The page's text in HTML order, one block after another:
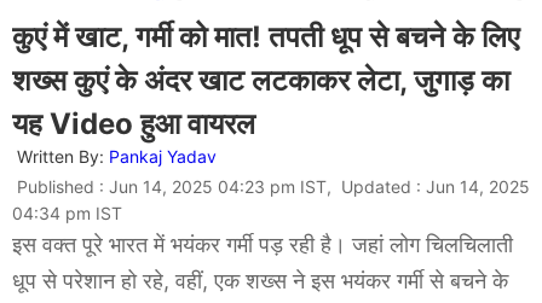
कुएं में खाट, गर्मी को मात! तपती धूप से बचने के लिए
शख्स कुएं के अंदर खाट लटकाकर लेटा, जुगाड़ का
यह Video हुआ वायरल
Written By: Pankaj Yadav
Published : Jun 14, 2025 04:23 pm IST, Updated : Jun 14, 2025
04:34 pm IST
इस वक्त पूरे भारत में भयंकर गर्मी पड़ रही है। जहां लोग चिलचिलाती
धूप से परेशान हो रहे, वहीं, एक शख्स ने इस भयंकर गर्मी से बचने के